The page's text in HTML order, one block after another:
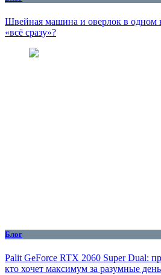
Швейная машина и оверлок в одном
«всё сразу»?
Блог
Palit GeForce RTX 2060 Super Dual:
кто хочет максимум за разумные